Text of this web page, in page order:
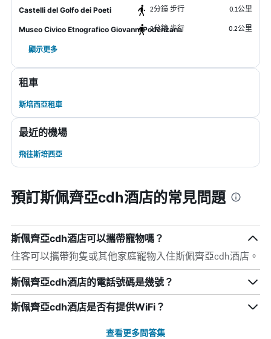
Castelli del Golfo dei Poeti 2分鐘 步行 0.1公里
Museo Civico Etnografico Giovanni Podenzana
2分鐘 步行 0.2公里
顯示更多
租車
斯培西亞租車
最近的機場
飛往斯培西亞
預訂斯佩齊亞cdh酒店的常見問題
斯佩齊亞cdh酒店可以攜帶寵物嗎？
住客可以攜帶狗隻或其他家庭寵物入住斯佩齊亞cdh酒店。
斯佩齊亞cdh酒店的電話號碼是幾號？
斯佩齊亞cdh酒店是否有提供WiFi？
查看更多問答集